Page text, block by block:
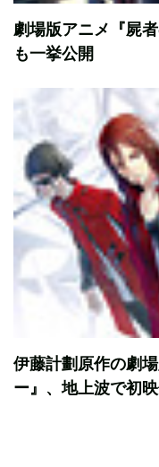
劇場版アニメ『屍
も一挙公開
伊藤計劃原作の劇
ー』、地上波で初